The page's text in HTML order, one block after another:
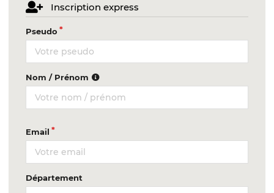
Inscription express
Pseudo
Nom / Prénom
Email
Département